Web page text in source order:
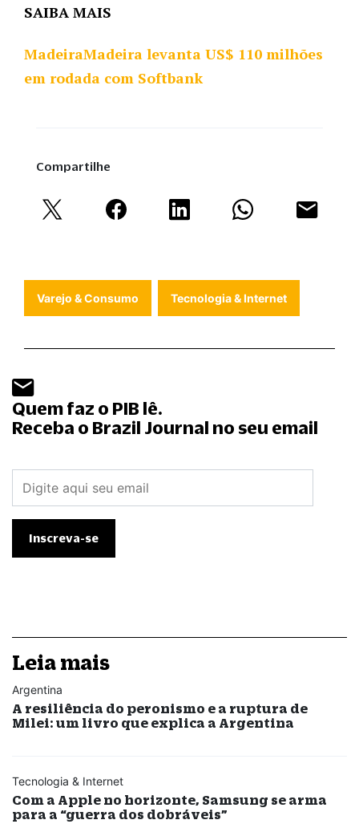
SAIBA MAIS
MadeiraMadeira levanta US$ 110 milhões
em rodada com Softbank
Compartilhe
Varejo & Consumo Tecnologia & Internet
Quem faz o PIB lê.
Receba o Brazil Journal no seu email
Leia mais
Argentina
A resiliência do peronismo e a ruptura de
Milei: um livro que explica a Argentina
Tecnologia & Internet
Com a Apple no horizonte, Samsung se arma
para a “guerra dos dobráveis”